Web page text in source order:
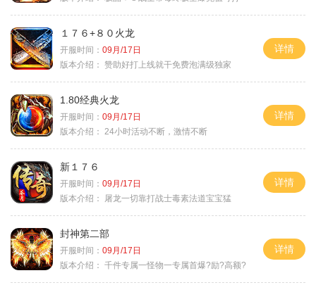
１７６+８０火龙
开服时间： 09月/17日
版本介绍： 赞助好打上线就干免费泡满级独家
详情
1.80经典火龙
开服时间： 09月/17日
版本介绍： 24小时活动不断，激情不断
详情
新１７６
开服时间： 09月/17日
版本介绍：
屠龙一切靠打战士毒素法道宝宝猛
详情
封神第二部
开服时间： 09月/17日
版本介绍： 千件专属一怪物一专属首爆?励?高额?
详情